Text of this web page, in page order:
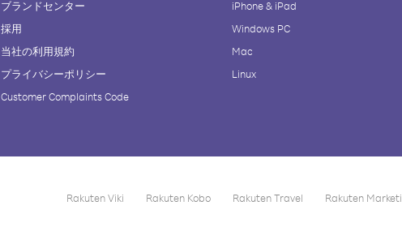
ブランドセンター
採用
当社の利用規約
プライバシーポリシー
Customer Complaints Code
iPhone & iPad
Windows PC
Mac
Linux
Rakuten Viki Rakuten Kobo Rakuten Travel Rakuten